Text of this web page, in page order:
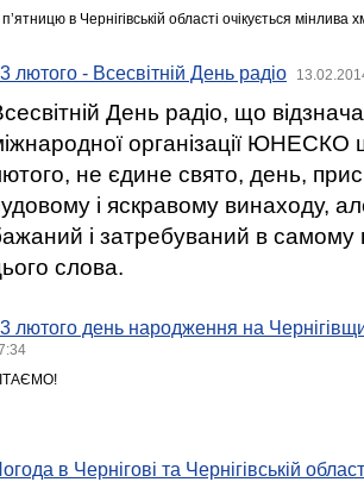
в Чернігівській області очікується мінлива
лютого - Всесвітній День радіо
День радіо, що
організації ЮНЕСКО
не єдине свято, день,
і яскравому винаходу,
і затребуваний в самому
слова.
лютого день народження на
в Чернігові та Чернігівській